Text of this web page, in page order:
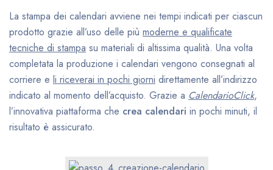
La stampa dei calendari avviene nei tempi indicati per ciascun
prodotto grazie all’uso delle più moderne e qualificate
tecniche di stampa su materiali di altissima qualità. Una volta
completata la produzione i calendari vengono consegnati al
corriere e li riceverai in pochi giorni direttamente all’indirizzo
indicato al momento dell’acquisto. Grazie a CalendarioClick,
l’innovativa piattaforma che crea calendari in pochi minuti, il
risultato è assicurato.